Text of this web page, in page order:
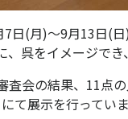
日(月)～9月13日(
呉をイメージで
査会の結果、11点
て展示を行ってい